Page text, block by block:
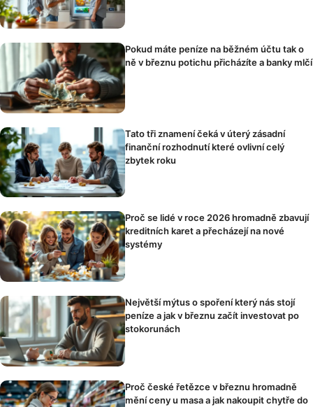
Pokud máte peníze na běžném účtu tak o
ně v březnu potichu přicházíte a banky mlčí
Tato tři znamení čeká v úterý zásadní
finanční rozhodnutí které ovlivní celý
zbytek roku
Proč se lidé v roce 2026 hromadně zbavují
kreditních karet a přecházejí na nové
systémy
Největší mýtus o spoření který nás stojí
peníze a jak v březnu začít investovat po
stokorunách
Proč české řetězce v březnu hromadně
mění ceny u masa a jak nakoupit chytře do